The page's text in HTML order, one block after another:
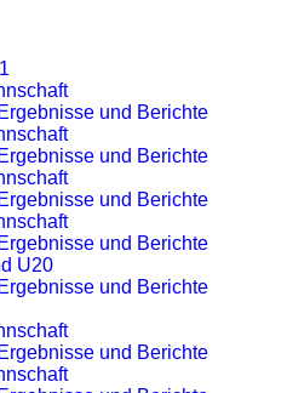
Ergebnisse und Berichte
Ergebnisse und Berichte
Ergebnisse und Berichte
Ergebnisse und Berichte
U20
Ergebnisse und Berichte
Ergebnisse und Berichte